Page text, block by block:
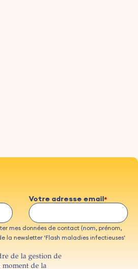
Votre adresse email
mes données de contact (nom, prénom,
la newsletter 'Flash maladies infectieuses'
de la gestion de
moment de la